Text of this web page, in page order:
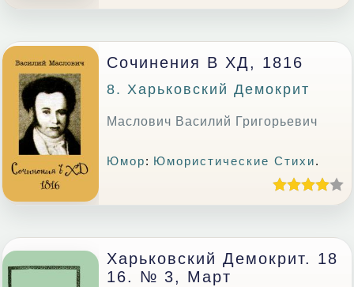
Сочинения В ХД, 1816
8. Харьковский Демокрит
Маслович Василий Григорьевич
Юмор: Юмористические Стихи.
Харьковский Демокрит. 18
16. № 3, Март